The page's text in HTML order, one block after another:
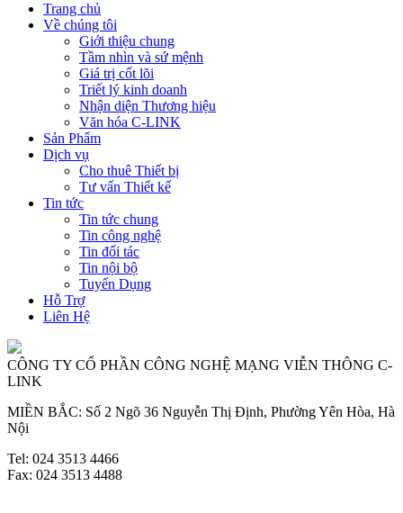
Trang chủ
Về chúng tôi
Giới thiệu chung
Tầm nhìn và sứ mệnh
Giá trị cốt lõi
Triết lý kinh doanh
Nhận diện Thương hiệu
Văn hóa C-LINK
Sản Phẩm
Dịch vụ
Cho thuê Thiết bị
Tư vấn Thiết kế
Tin tức
Tin tức chung
Tin công nghệ
Tin đối tác
Tin nội bộ
Tuyển Dụng
Hỗ Trợ
Liên Hệ
CÔNG TY CỔ PHẦN CÔNG NGHỆ MẠNG VIỄN THÔNG C-
LINK
MIỀN BẮC: Số 2 Ngõ 36 Nguyễn Thị Định, Phường Yên Hòa, Hà
Nội
Tel: 024 3513 4466
Fax: 024 3513 4488